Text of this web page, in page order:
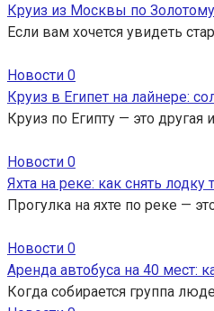
Круиз из Москвы по
Если вам хочется увидеть
Новости 0
Круиз в Египет на лайнере:
Круиз по Египту — это
Новости 0
Яхта на реке: как снять
Прогулка на яхте по реке —
Новости 0
Аренда автобуса на 40 мест:
Когда собирается группа